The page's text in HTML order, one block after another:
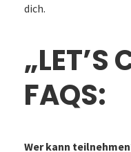
dich.
„LET’S
FAQS:
Wer kann